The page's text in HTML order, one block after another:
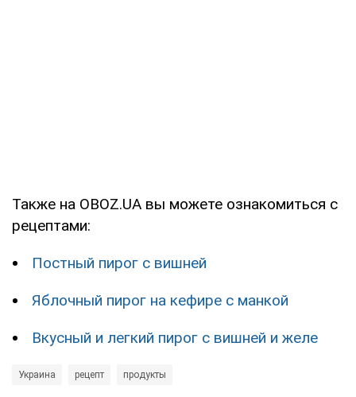
Также на OBOZ.UA вы можете ознакомиться с
рецептами:
Постный пирог с вишней
Яблочный пирог на кефире с манкой
Вкусный и легкий пирог с вишней и желе
Украина рецепт продукты